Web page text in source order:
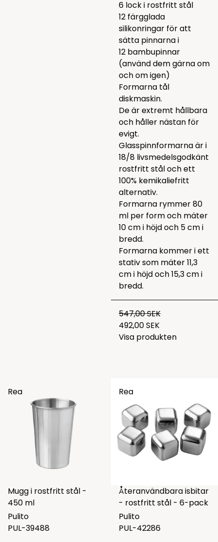
6 lock i rostfritt stål
12 färgglada
silikonringar för att
sätta pinnarna i
12 bambupinnar
(använd dem gärna om
och om igen)
Formarna tål
diskmaskin.
De är extremt hållbara
och håller nästan för
evigt.
Glasspinnformarna är i
18/8 livsmedelsgodkänt
rostfritt stål och ett
100% kemikaliefritt
alternativ.
Formarna rymmer 80
ml per form och mäter
10 cm i höjd och 5 cm i
bredd.
Formarna kommer i ett
stativ som mäter 11,3
cm i höjd och 15,3 cm i
bredd.
547,00 SEK
492,00 SEK
Visa produkten
Rea
Mugg i rostfritt stål -
450 ml
Pulito
PUL-39488
Rea
Återanvändbara isbitar
- rostfritt stål - 6-pack
Pulito
PUL-42286